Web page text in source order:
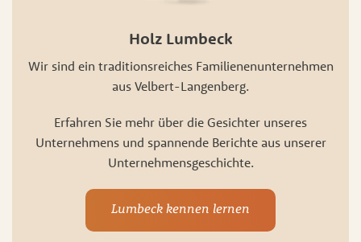
Holz Lumbeck
Wir sind ein traditionsreiches Familienenunternehmen
aus Velbert-Langenberg.
Erfahren Sie mehr über die Gesichter unseres
Unternehmens und spannende Berichte aus unserer
Unternehmensgeschichte.
Lumbeck kennen lernen